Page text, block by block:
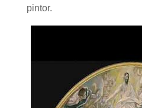
pintor.